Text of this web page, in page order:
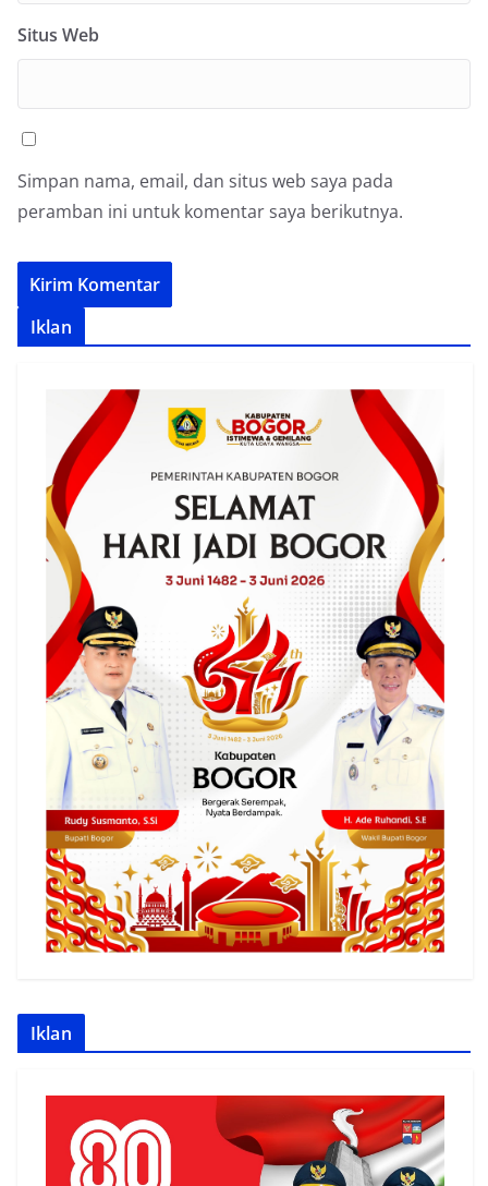
Situs Web
Simpan nama, email, dan situs web saya pada
peramban ini untuk komentar saya berikutnya.
Iklan
Iklan